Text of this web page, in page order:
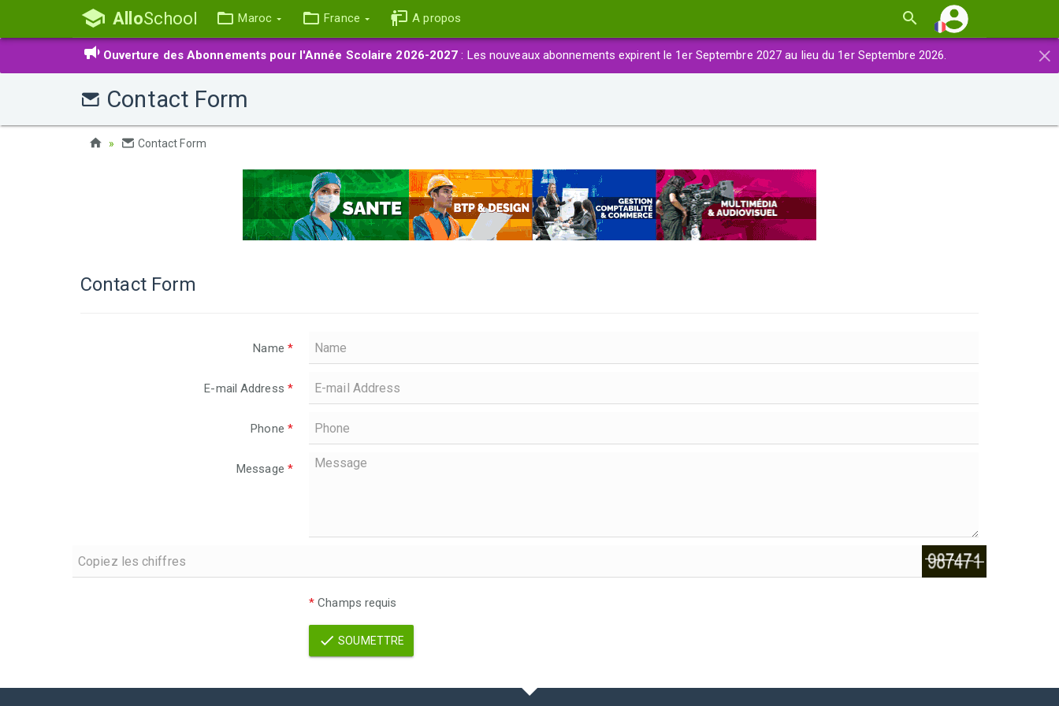
AlloSchool Maroc France A propos
×
Ouverture des Abonnements pour l'Année Scolaire 2026-2027 : Les nouveaux abonnements expirent le 1er Septembre 2027 au lieu du 1er Septembre 2026.
Contact Form
Contact Form
Contact Form
Name *
E-mail Address *
Phone *
Message *
* Champs requis
SOUMETTRE